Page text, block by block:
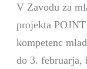
V Zavodu za
projekta
kompetenc
do 3. februarja,